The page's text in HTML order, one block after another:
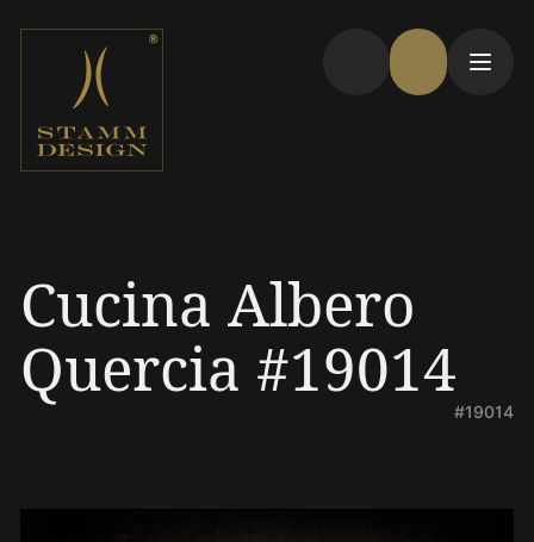
Cucina Albero
Quercia #19014
#19014